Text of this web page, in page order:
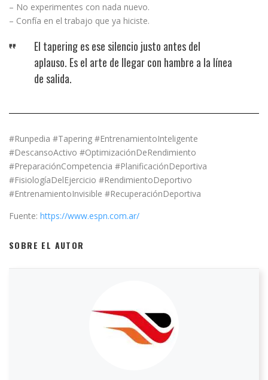
– No experimentes con nada nuevo.
– Confía en el trabajo que ya hiciste.
El tapering es ese silencio justo antes del
aplauso. Es el arte de llegar con hambre a la línea
de salida.
#Runpedia #Tapering #EntrenamientoInteligente
#DescansoActivo #OptimizaciónDeRendimiento
#PreparaciónCompetencia #PlanificaciónDeportiva
#FisiologíaDelEjercicio #RendimientoDeportivo
#EntrenamientoInvisible #RecuperaciónDeportiva
Fuente: https://www.espn.com.ar/
SOBRE EL AUTOR